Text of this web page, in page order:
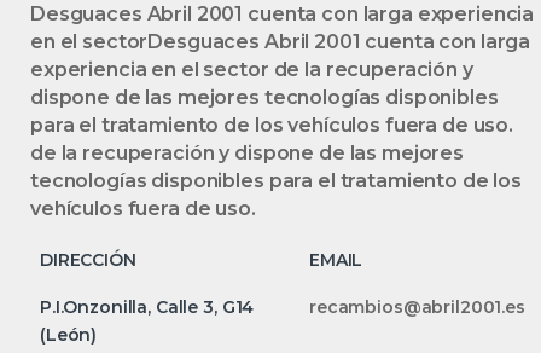
Desguaces Abril 2001 cuenta con larga experiencia
en el sectorDesguaces Abril 2001 cuenta con larga
experiencia en el sector de la recuperación y
dispone de las mejores tecnologías disponibles
para el tratamiento de los vehículos fuera de uso.
de la recuperación y dispone de las mejores
tecnologías disponibles para el tratamiento de los
vehículos fuera de uso.
DIRECCIÓN EMAIL
P.I.Onzonilla, Calle 3, G14
(León)
recambios@abril2001.es